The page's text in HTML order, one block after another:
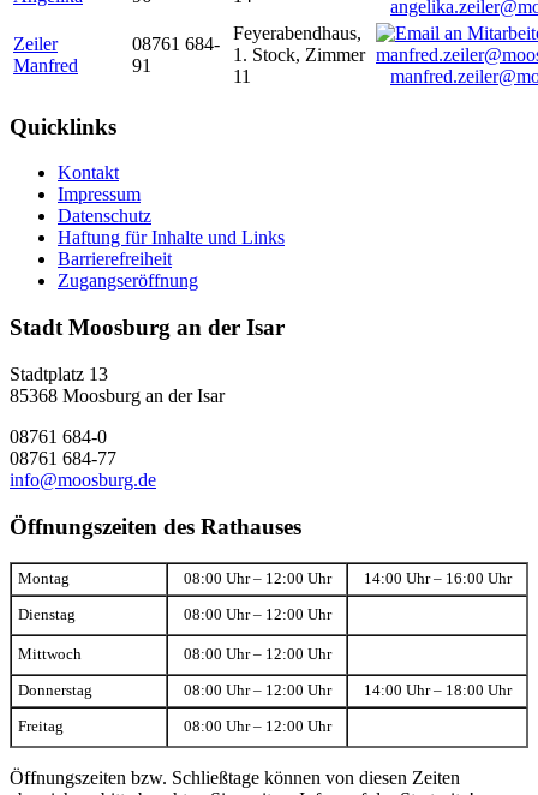
Zeiler
Manfred
08761 684-
91
Feyerabendhaus,
1. Stock, Zimmer
11
Quicklinks
Kontakt
Impressum
Datenschutz
Haftung für Inhalte und Links
Barrierefreiheit
Zugangseröffnung
Stadt Moosburg an der Isar
Stadtplatz 13
85368 Moosburg an der Isar
08761 684-0
08761 684-77
info@moosburg.de
Öffnungszeiten des Rathauses
Montag 08:00 Uhr – 12:00 Uhr 14:00 Uhr – 16:00 Uhr
Dienstag 08:00 Uhr – 12:00 Uhr
Mittwoch 08:00 Uhr – 12:00 Uhr
Donnerstag 08:00 Uhr – 12:00 Uhr 14:00 Uhr – 18:00 Uhr
Freitag 08:00 Uhr – 12:00 Uhr
Öffnungszeiten bzw. Schließtage können von diesen Zeiten